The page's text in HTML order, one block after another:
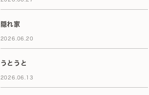
隠れ家
2026.06.20
うとうと
2026.06.13